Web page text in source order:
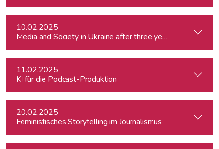
10.02.2025
Media and Society in Ukraine after three years of war.
11.02.2025
KI für die Podcast-Produktion
20.02.2025
Feministisches Storytelling im Journalismus